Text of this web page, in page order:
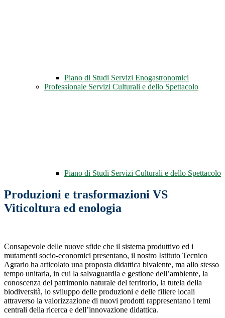
Piano di Studi Servizi Enogastronomici
Professionale Servizi Culturali e dello Spettacolo
Piano di Studi Servizi Culturali e dello Spettacolo
Produzioni e trasformazioni VS
Viticoltura ed enologia
Consapevole delle nuove sfide che il sistema produttivo ed i
mutamenti socio-economici presentano, il nostro Istituto Tecnico
Agrario ha articolato una proposta didattica bivalente, ma allo stesso
tempo unitaria, in cui la salvaguardia e gestione dell’ambiente, la
conoscenza del patrimonio naturale del territorio, la tutela della
biodiversità, lo sviluppo delle produzioni e delle filiere locali
attraverso la valorizzazione di nuovi prodotti rappresentano i temi
centrali della ricerca e dell’innovazione didattica.